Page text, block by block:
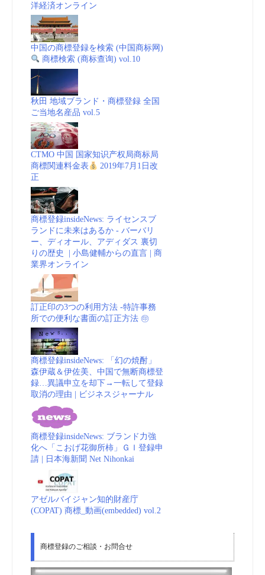
洋経済オンライン
中国の商標登録を検索 (中国商标网)
商標検索 (商标查询) vol.10
秋田 地域ブランド・商標登録 全国
ご当地名産品 vol.5
CTMO 中国 国家知识产权局商标局
商標関連料金表
2019年7月1日改
正
商標登録insideNews: ライセンスブ
ランドに未来はあるか - バーバリ
ー、ディオール、アディダス 裏切
りの歴史 | 小島健輔からの直言 | 商
業界オンライン
訂正印の3つの利用方法 -特許事務
所での便利な書面の訂正方法 ㊞
商標登録insideNews: 「幻の焼酎」
森伊蔵＆伊佐美、中国で無断商標登
録…異議申立を却下→一転して登録
取消の理由 | ビジネスジャーナル
商標登録insideNews: ブランド力強
化へ「こおげ花御所柿」ＧＩ登録申
請 | 日本海新聞 Net Nihonkai
アゼルバイジャン知的財産庁
(COPAT) 商標_動画(embedded) vol.2
商標登録のご相談・お問合せ